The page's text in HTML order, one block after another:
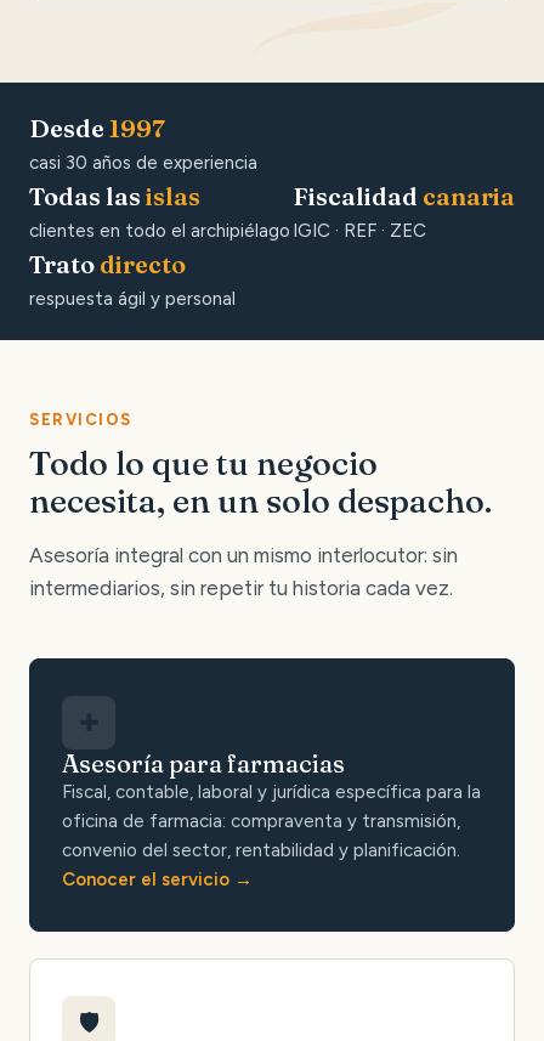
Desde 1997
casi 30 años de experiencia
Todas las islas
clientes en todo el archipiélago
Fiscalidad canaria
IGIC · REF · ZEC
Trato directo
respuesta ágil y personal
SERVICIOS
Todo lo que tu negocio
necesita, en un solo despacho.
Asesoría integral con un mismo interlocutor: sin
intermediarios, sin repetir tu historia cada vez.
Asesoría para farmacias
Fiscal, contable, laboral y jurídica específica para la
oficina de farmacia: compraventa y transmisión,
convenio del sector, rentabilidad y planificación.
Conocer el servicio
🛡️